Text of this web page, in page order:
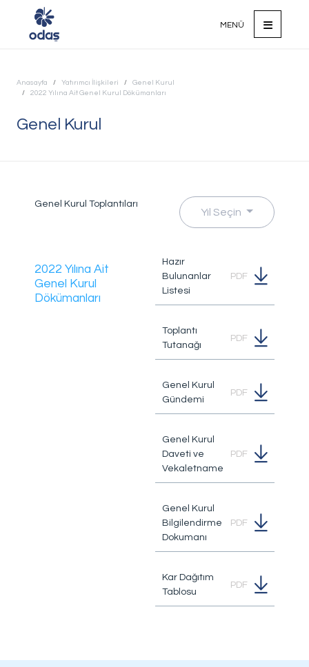
MENÜ
Ana Sayfa
Kurumsal
ODAŞ'ta Hayat
Anasayfa Yatırımcı İlişkileri
Genel Kurul
2022 Yılına Ait Genel Kurul Dökümanları
Genel Kurul
Genel Kurul Toplantıları
Yıl Seçin
2022 Yılına Ait
Genel Kurul
Dökümanları
Hazır
Bulunanlar
Listesi
PDF
Toplantı
Tutanağı
PDF
Genel Kurul
Gündemi
PDF
Genel Kurul
Daveti ve
Vekaletname
PDF
Genel Kurul
Bilgilendirme
Dokumanı
PDF
Kar Dağıtım
Tablosu
PDF